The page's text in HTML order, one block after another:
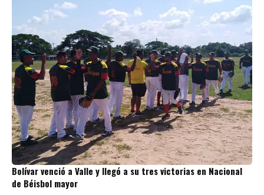
Bolívar venció a Valle y llegó a su tres victorias en Nacional
de Béisbol mayor